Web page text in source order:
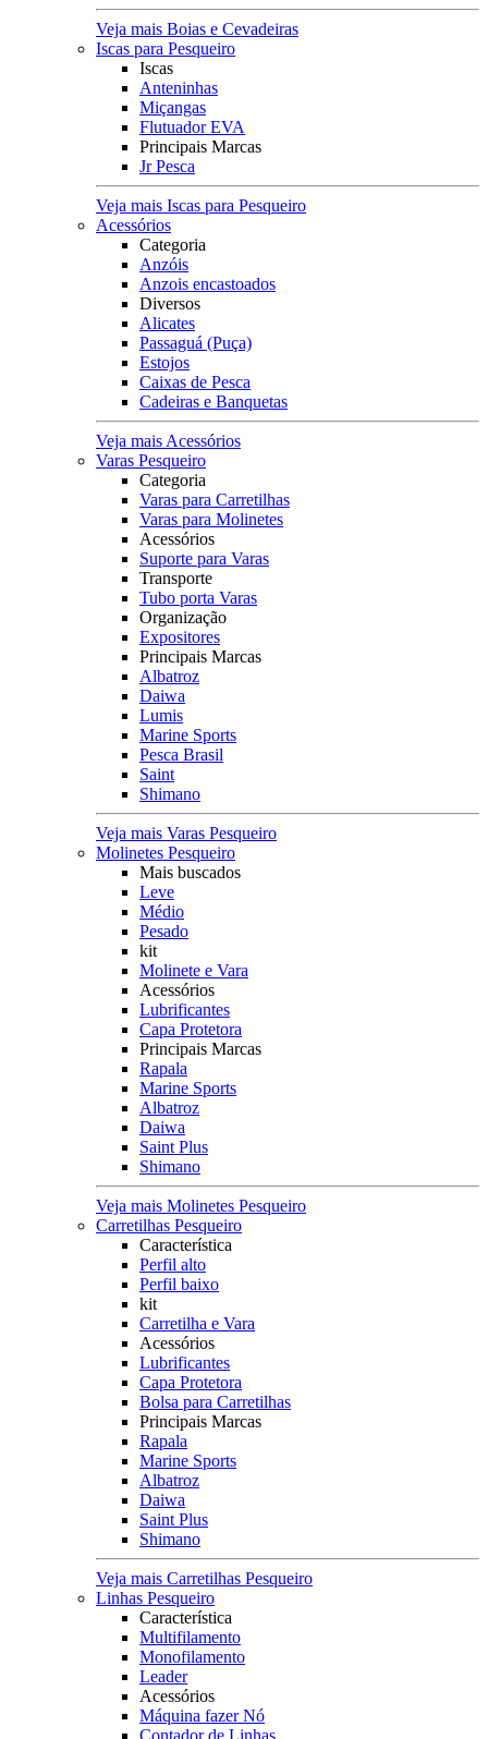
Veja mais Boias e Cevadeiras
Iscas para Pesqueiro
Iscas
Anteninhas
Miçangas
Flutuador EVA
Principais Marcas
Jr Pesca
Veja mais Iscas para Pesqueiro
Acessórios
Categoria
Anzóis
Anzois encastoados
Diversos
Alicates
Passaguá (Puça)
Estojos
Caixas de Pesca
Cadeiras e Banquetas
Veja mais Acessórios
Varas Pesqueiro
Categoria
Varas para Carretilhas
Varas para Molinetes
Acessórios
Suporte para Varas
Transporte
Tubo porta Varas
Organização
Expositores
Principais Marcas
Albatroz
Daiwa
Lumis
Marine Sports
Pesca Brasil
Saint
Shimano
Veja mais Varas Pesqueiro
Molinetes Pesqueiro
Mais buscados
Leve
Médio
Pesado
kit
Molinete e Vara
Acessórios
Lubrificantes
Capa Protetora
Principais Marcas
Rapala
Marine Sports
Albatroz
Daiwa
Saint Plus
Shimano
Veja mais Molinetes Pesqueiro
Carretilhas Pesqueiro
Característica
Perfil alto
Perfil baixo
kit
Carretilha e Vara
Acessórios
Lubrificantes
Capa Protetora
Bolsa para Carretilhas
Principais Marcas
Rapala
Marine Sports
Albatroz
Daiwa
Saint Plus
Shimano
Veja mais Carretilhas Pesqueiro
Linhas Pesqueiro
Característica
Multifilamento
Monofilamento
Leader
Acessórios
Máquina fazer Nó
Contador de Linhas